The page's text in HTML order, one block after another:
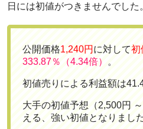
日には初値がつきませんでした
公開価格1,240円 に対して初
333.87％（4.34倍） 。
初値売りによる利益額は
大手の初値予想（2,500円
える、強い初値となりました